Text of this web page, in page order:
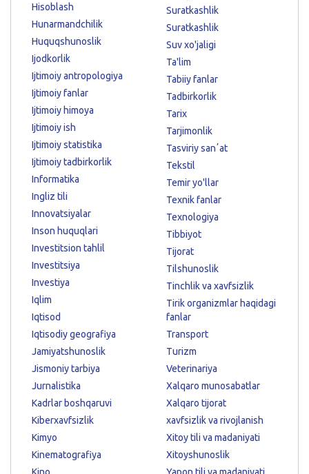
Hisoblash
Hunarmandchilik
Huquqshunoslik
Ijodkorlik
Ijtimoiy antropologiya
Ijtimoiy fanlar
Ijtimoiy himoya
Ijtimoiy ish
Ijtimoiy statistika
Ijtimoiy tadbirkorlik
Informatika
Ingliz tili
Innovatsiyalar
Inson huquqlari
Investitsion tahlil
Investitsiya
Investiya
Iqlim
Iqtisod
Iqtisodiy geografiya
Jamiyatshunoslik
Jismoniy tarbiya
Jurnalistika
Kadrlar boshqaruvi
Kiberxavfsizlik
Kimyo
Kinematografiya
Suratkashlik
Suratkashlik
Suv xo'jaligi
Ta'lim
Tabiiy fanlar
Tadbirkorlik
Tarix
Tarjimonlik
Tasviriy sanʼat
Tekstil
Temir yo'llar
Texnik fanlar
Texnologiya
Tibbiyot
Tijorat
Tilshunoslik
Tinchlik va xavfsizlik
Tirik organizmlar haqidagi
fanlar
Transport
Turizm
Veterinariya
Xalqaro munosabatlar
Xalqaro tijorat
xavfsizlik va rivojlanish
Xitoy tili va madaniyati
Xitoyshunoslik